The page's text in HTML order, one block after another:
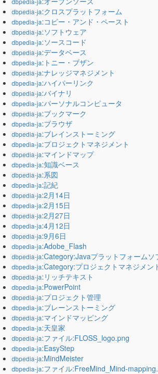
dbpedia-ja:クロスプラットフォーム
dbpedia-ja:コピー・アンド・ペースト
dbpedia-ja:ソフトウェア
dbpedia-ja:ソースコード
dbpedia-ja:データベース
dbpedia-ja:トニー・ブザン
dbpedia-ja:ナレッジマネジメント
dbpedia-ja:ハイパーリンク
dbpedia-ja:バイナリ
dbpedia-ja:パーソナルコンピュータ
dbpedia-ja:ブックマーク
dbpedia-ja:ブラウザ
dbpedia-ja:ブレインストーミング
dbpedia-ja:プロジェクトマネジメント
dbpedia-ja:マインドマップ
dbpedia-ja:知識ベース
dbpedia-ja:系図
dbpedia-ja:記紀
dbpedia-ja:2月14日
dbpedia-ja:2月15日
dbpedia-ja:2月27日
dbpedia-ja:4月12日
dbpedia-ja:9月6日
dbpedia-ja:Adobe_Flash
dbpedia-ja:Category:Javaプラットフォームソ
dbpedia-ja:Category:プロジェクトマネジメン
dbpedia-ja:リッチテキスト
dbpedia-ja:PowerPoint
dbpedia-ja:プロジェクト管理
dbpedia-ja:ブレーンストーミング
dbpedia-ja:マインドマッピング
dbpedia-ja:天皇家
dbpedia-ja:ファイル:FLOSS_logo.png
dbpedia-ja:EasyStep
dbpedia-ja:MindMeister
dbpedia-ja:ファイル:FreeMind_Mind-